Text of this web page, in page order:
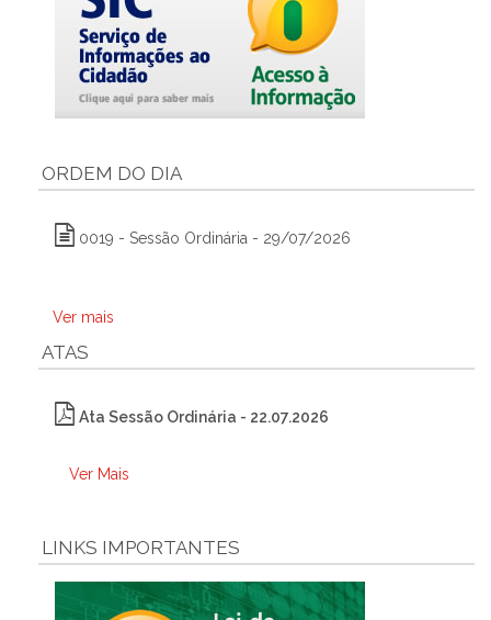
ORDEM DO DIA
0019 - Sessão Ordinária - 29/07/2026
Ver mais
ATAS
Ata Sessão Ordinária - 22.07.2026
Ver Mais
LINKS IMPORTANTES